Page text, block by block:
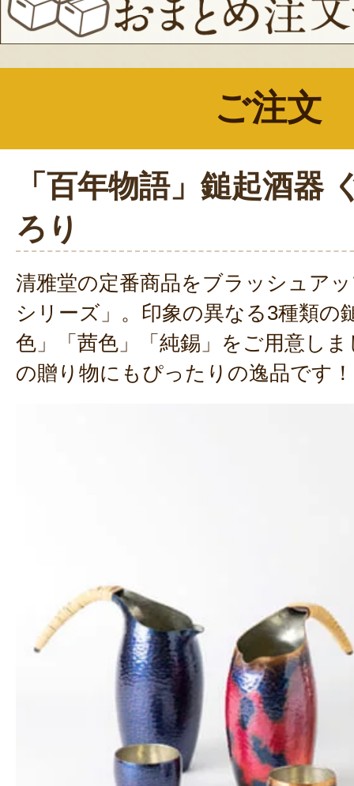
ご注文
「百年物語」鎚起酒器
ろり
清雅堂の定番商品をブラッシュア
シリーズ」。印象の異なる3種類の
色」「茜色」「純錫」をご用意し
の贈り物にもぴったりの逸品です！